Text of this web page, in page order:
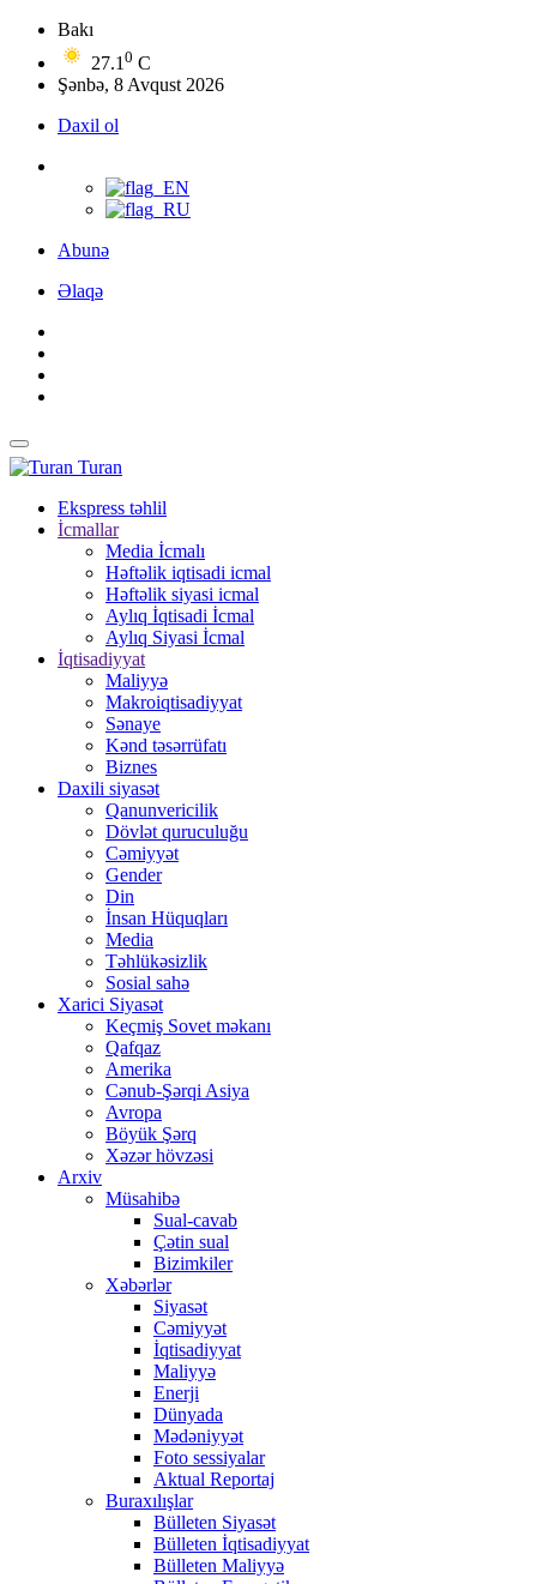
Bakı
27.1 0 C
Şənbə, 8 Avqust 2026
Daxil ol
Abunə
Əlaqə
Turan
Ekspress təhlil
İcmallar
Media İcmalı
Həftəlik iqtisadi icmal
Həftəlik siyasi icmal
Aylıq İqtisadi İcmal
Aylıq Siyasi İcmal
İqtisadiyyat
Maliyyə
Makroiqtisadiyyat
Sənaye
Kənd təsərrüfatı
Biznes
Daxili siyasət
Qanunvericilik
Dövlət quruculuğu
Cəmiyyət
Gender
Din
İnsan Hüquqları
Media
Təhlükəsizlik
Sosial sahə
Xarici Siyasət
Keçmiş Sovet məkanı
Qafqaz
Amerika
Cənub-Şərqi Asiya
Avropa
Böyük Şərq
Xəzər hövzəsi
Arxiv
Müsahibə
Sual-cavab
Çətin sual
Bizimkiler
Xəbərlər
Siyasət
Cəmiyyət
İqtisadiyyat
Maliyyə
Enerji
Dünyada
Mədəniyyət
Foto sessiyalar
Aktual Reportaj
Buraxılışlar
Bülleten Siyasət
Bülleten İqtisadiyyat
Bülleten Maliyyə